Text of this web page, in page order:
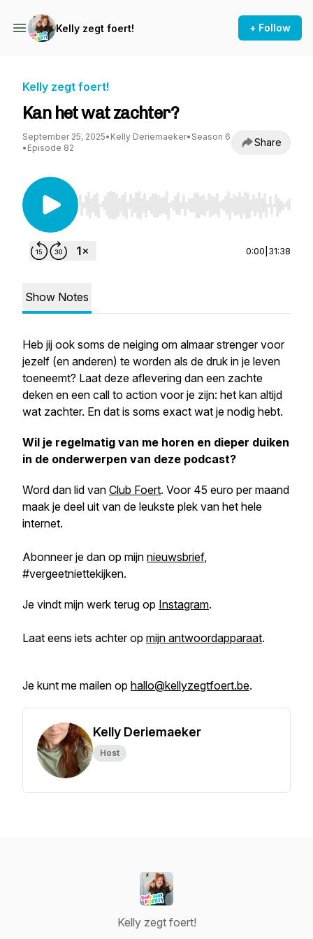
Kelly zegt foert! + Follow
Kelly zegt foert!
Kan het wat zachter?
September 25, 2025• Kelly Deriemaeker• Season 6
• Episode 82 Share
Use Left/Right to seek, Home/End to jump to
0:00 31:38
Show Notes
Heb jij ook soms de neiging om almaar strenger voor
jezelf (en anderen) te worden als de druk in je leven
toeneemt? Laat deze aflevering dan een zachte
deken en een call to action voor je zijn: het kan altijd
wat zachter. En dat is soms exact wat je nodig hebt.
Wil je regelmatig van me horen en dieper duiken
in de onderwerpen van deze podcast?
Word dan lid van Club Foert. Voor 45 euro per maand
maak je deel uit van de leukste plek van het hele
internet.
Abonneer je dan op mijn nieuwsbrief,
#vergeetniettekijken.
Je vindt mijn werk terug op Instagram.
Laat eens iets achter op mijn antwoordapparaat.
Je kunt me mailen op hallo@kellyzegtfoert.be.
Kelly Deriemaeker
Host
Kelly zegt foert!